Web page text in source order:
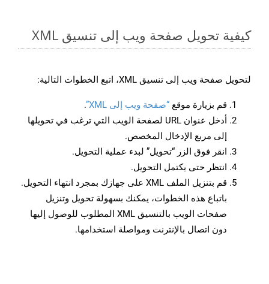
كيفية تحويل صفحة ويب إلى تنسيق XML
لتحويل صفحة ويب إلى تنسيق XML، اتبع الخطوات التالية:
قم بزيارة موقع “صفحة ويب إلى XML”
.
أدخل عنوان URL لصفحة الويب التي ترغب في تحويلها
إلى مربع الإدخال المخصص.
انقر فوق الزر “تحويل” لبدء عملية التحويل.
انتظر حتى يكتمل التحويل.
قم بتنزيل الملف XML على جهازك بمجرد انتهاء التحويل.
باتباع هذه الخطوات، يمكنك بسهولة تحويل وتنزيل
صفحات الويب بالتنسيق XML المطلوب للوصول إليها
دون اتصال بالإنترنت ومواصلة استخدامها.